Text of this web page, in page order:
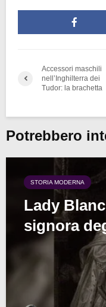
Accessori maschili
nell’Inghilterra dei
Tudor: la brachetta
Potrebbero
STORIA MODERNA
Lady
signora